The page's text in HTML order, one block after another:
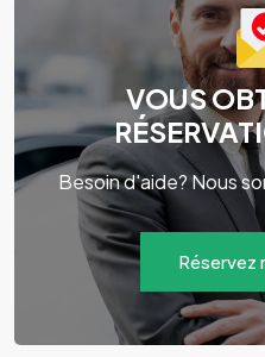
VOUS
Besoin d'aide? Nous
Réservez